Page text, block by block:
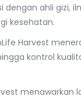
dengan ahli
kesehatan.
Harvest
kontrol
menawarkan